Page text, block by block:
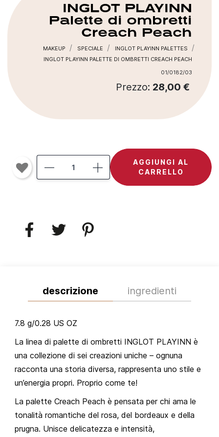
INGLOT PLAYINN
Palette di ombretti
Creach Peach
MAKEUP SPECIALE
INGLOT PLAYINN PALETTES
INGLOT PLAYINN PALETTE DI OMBRETTI CREACH PEACH
01/0182/03
Prezzo: 28,00 €
AGGIUNGI AL
CARRELLO
descrizione ingredienti
7.8 g/0.28 US OZ
La linea di palette di ombretti INGLOT PLAYINN è
una collezione di sei creazioni uniche – ognuna
racconta una storia diversa, rappresenta uno stile e
un’energia propri. Proprio come te!
La palette Creach Peach è pensata per chi ama le
tonalità romantiche del rosa, del bordeaux e della
prugna. Unisce delicatezza e intensità,